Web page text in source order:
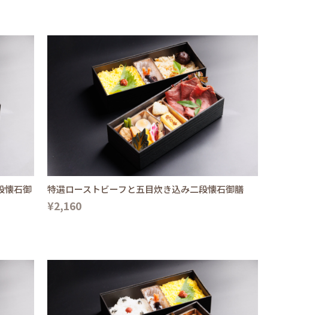
懐石御
特選ローストビーフと五目炊き込み二段懐石御膳
¥2,160